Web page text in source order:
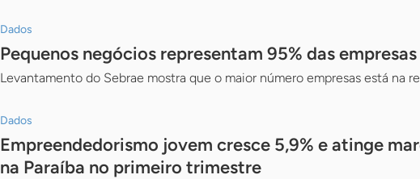
Dados
Pequenos negócios representam 95% das
Levantamento do Sebrae mostra que o maior número empresas está na
Dados
Empreendedorismo jovem cresce 5,9% e atinge
na Paraíba no primeiro trimestre